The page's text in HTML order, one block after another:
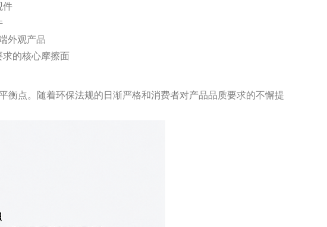
件
外观产品
的核心摩擦面
点。随着环保法规的日渐严格和消费者对产品品质要求的不懈提